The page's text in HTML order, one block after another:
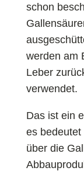
schon
werden am
Leber
verwendet.
Das ist ein
es
über die